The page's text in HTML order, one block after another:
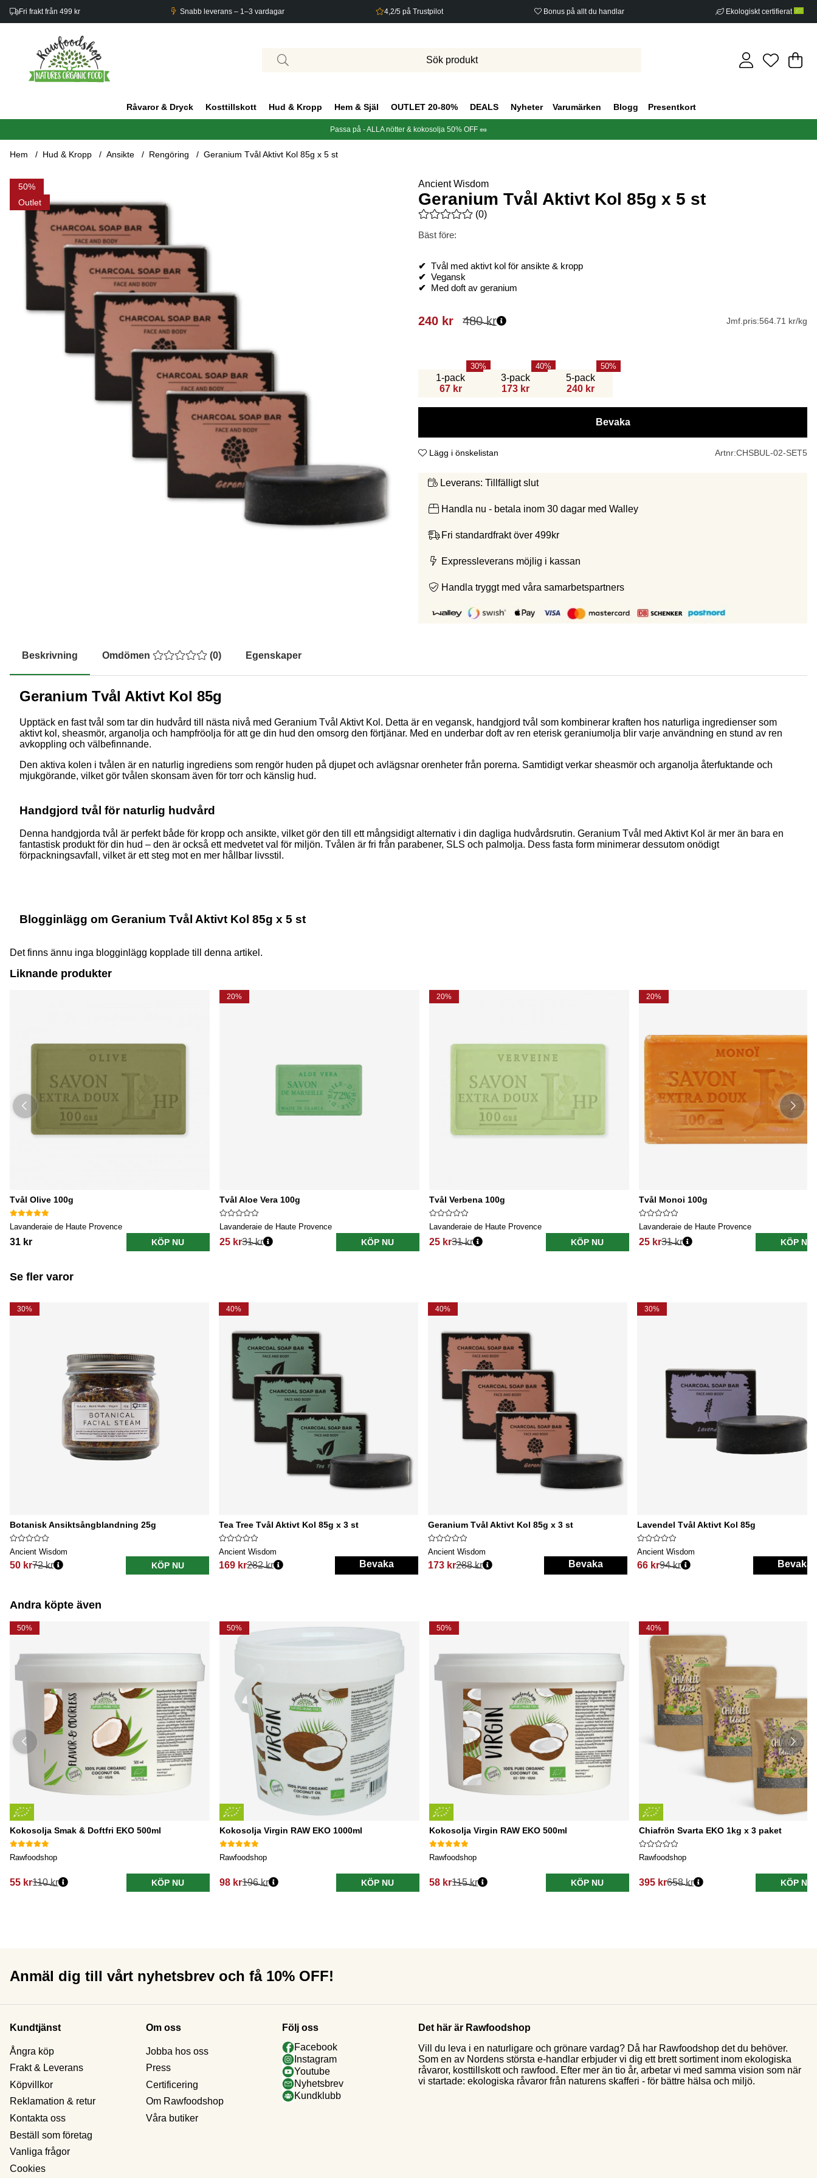
Fri frakt från 499 kr Snabb leverans – 1–3 vardagar 4,2/5 på Trustpilot Bonus på allt du handlar Ekologiskt certifierat
.
Råvaror & Dryck Kosttillskott Hud & Kropp Hem & Själ OUTLET 20-80% DEALS Nyheter Varumärken Blogg Presentkort
Passa på - ALLA nötter & kokosolja 50% OFF 🥜
Hem Hud & Kropp Ansikte Rengöring Geranium Tvål Aktivt Kol 85g x 5 st
50
Outlet
Produktbilder Geranium Tvål Aktivt Kol 85g x 5 st Ancient Wisdom
Geranium Tvål Aktivt Kol 85g x 5 st
Medelbetyg 0 av 5 Antal betyg 0
(0)
Bäst före:
✔ Tvål med aktivt kol för ansikte & kropp
✔ Vegansk
✔ Med doft av geranium
480kr
240 kr Jmf.pris:564.71 kr/kg
1-pack
67 kr
30
3-pack
173 kr
40
5-pack
240 kr
50
Bevaka
Lägg i önskelistan Artnr:CHSBUL-02-SET5
Leverans: Tillfälligt slut
Handla nu - betala inom 30 dagar med Walley
Fri standardfrakt över 499kr
Expressleverans möjlig i kassan
Handla tryggt med våra samarbetspartners
Beskrivning Omdömen (0) Egenskaper
Geranium Tvål Aktivt Kol 85g
Upptäck en fast tvål som tar din hudvård till nästa nivå med Geranium Tvål Aktivt Kol. Detta är en vegansk, handgjord tvål som kombinerar kraften hos naturliga ingredienser som
aktivt kol, sheasmör, arganolja och hampfröolja för att ge din hud den omsorg den förtjänar. Med en underbar doft av ren eterisk geraniumolja blir varje användning en stund av ren
avkoppling och välbefinnande.
Den aktiva kolen i tvålen är en naturlig ingrediens som rengör huden på djupet och avlägsnar orenheter från porerna. Samtidigt verkar sheasmör och arganolja återfuktande och
mjukgörande, vilket gör tvålen skonsam även för torr och känslig hud.
Handgjord tvål för naturlig hudvård
Denna handgjorda tvål är perfekt både för kropp och ansikte, vilket gör den till ett mångsidigt alternativ i din dagliga hudvårdsrutin. Geranium Tvål med Aktivt Kol är mer än bara en
fantastisk produkt för din hud – den är också ett medvetet val för miljön. Tvålen är fri från parabener, SLS och palmolja. Dess fasta form minimerar dessutom onödigt
förpackningsavfall, vilket är ett steg mot en mer hållbar livsstil.
Blogginlägg om Geranium Tvål Aktivt Kol 85g x 5 st
Det finns ännu inga blogginlägg kopplade till denna artikel.
Liknande produkter
Tvål Olive 100g
Lavanderaie de Haute Provence
31 kr KÖP NU
20%
Tvål Aloe Vera 100g
Lavanderaie de Haute Provence
25 kr31 kr KÖP NU
20%
Tvål Verbena 100g
Lavanderaie de Haute Provence
25 kr31 kr KÖP NU
20%
Tvål Monoi 100g
Lavanderaie de Haute Provence
25 kr31 kr KÖP NU
Se fler varor
30%
Botanisk Ansiktsångblandning 25g
Ancient Wisdom
50 kr
Ordinarie pris:
72 kr KÖP NU
40%
Tea Tree Tvål Aktivt Kol 85g x 3 st
Ancient Wisdom
169 kr
Ordinarie pris:
282 kr Bevaka
40%
Geranium Tvål Aktivt Kol 85g x 3 st
Ancient Wisdom
173 kr
Ordinarie pris:
288 kr Bevaka
30%
Lavendel Tvål Aktivt Kol 85g
Ancient Wisdom
66 kr
Ordinarie pris:
94 kr Bevaka
Andra köpte även
50%
Kokosolja Smak & Doftfri EKO 500ml
Rawfoodshop
55 kr110 kr KÖP NU
50%
Kokosolja Virgin RAW EKO 1000ml
Rawfoodshop
98 kr196 kr KÖP NU
50%
Kokosolja Virgin RAW EKO 500ml
Rawfoodshop
58 kr115 kr KÖP NU
40%
Chiafrön Svarta EKO 1kg x 3 paket
Rawfoodshop
395 kr658 kr KÖP NU
Anmäl dig till vårt nyhetsbrev och få 10% OFF!
Kundtjänst
Ångra köp
Frakt & Leverans
Köpvillkor
Reklamation & retur
Kontakta oss
Beställ som företag
Vanliga frågor
Cookies
Om oss
Jobba hos oss
Press
Certificering
Om Rawfoodshop
Våra butiker
Följ oss
Facebook
Instagram
Youtube
Nyhetsbrev
Kundklubb
Det här är Rawfoodshop
Vill du leva i en naturligare och grönare vardag? Då har Rawfoodshop det du behöver.
Som en av Nordens största e-handlar erbjuder vi dig ett brett sortiment inom ekologiska
råvaror, kosttillskott och rawfood. Efter mer än tio år, arbetar vi med samma vision som när
vi startade: ekologiska råvaror från naturens skafferi - för bättre hälsa och miljö.